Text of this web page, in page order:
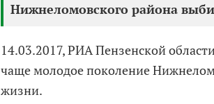
Нижнеломовского района
14.03.2017, РИА Пензенской
чаще молодое поколение
жизни.